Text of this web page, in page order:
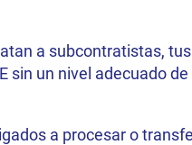
a subcontratistas,
sin un nivel adecuado
a procesar o